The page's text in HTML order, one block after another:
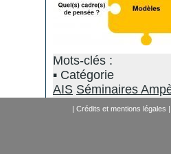
Mots-clés :
Catégorie
AIS Séminaires
| Crédits et mentions légales